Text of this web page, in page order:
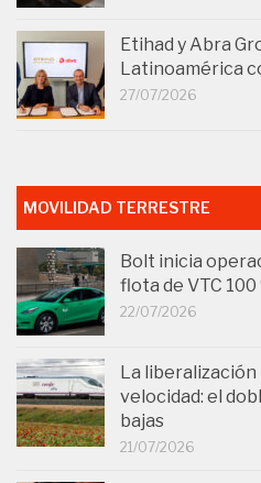
Etihad y Abra
Latinoamérica
27/07/2026
MOVILIDAD TERRESTRE
Bolt inicia
flota de VTC
22/07/2026
La
velocidad: el
bajas
21/07/2026